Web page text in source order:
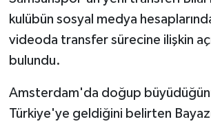
kulübün sosyal medya
videoda transfer sürecine ilişkin
bulundu.
Amsterdam'da doğup
Türkiye'ye geldiğini belirten